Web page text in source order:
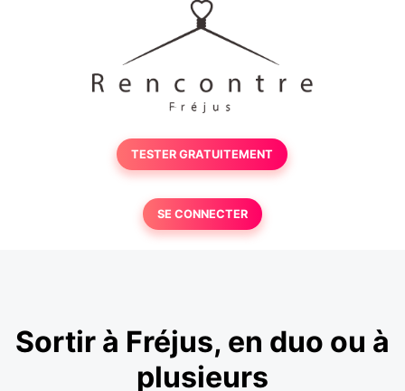
TESTER GRATUITEMENT
SE CONNECTER
Sortir à Fréjus, en duo ou à
plusieurs